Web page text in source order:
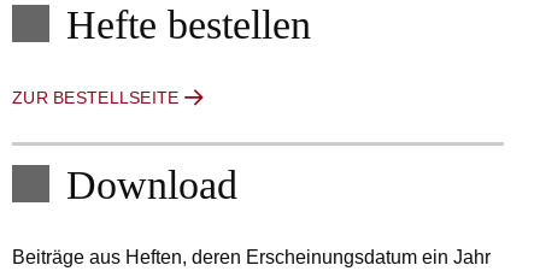
Hefte bestellen
ZUR BESTELLSEITE
Download
Beiträge aus Heften, deren Erscheinungsdatum ein Jahr